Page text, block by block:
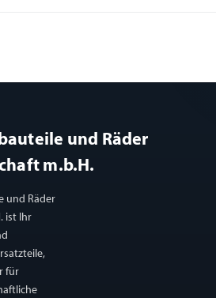
und Räder
m.b.H.
und Räder
ist Ihr
für